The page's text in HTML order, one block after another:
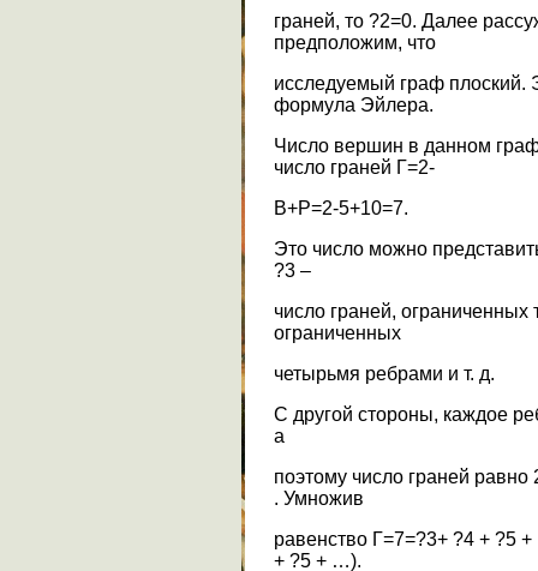
граней, то ?2=0. Далее
предположим, что
исследуемый граф плоский.
формула Эйлера.
Число вершин в данном
число граней Г=2-
В+Р=2-5+10=7.
Это число можно
?3 –
число граней,
ограниченных
четырьмя ребрами и т. д.
С другой стороны, каждое
а
поэтому число граней
. Умножив
равенство Г=7=?3+ ?4 + ?5
+ ?5 + …).